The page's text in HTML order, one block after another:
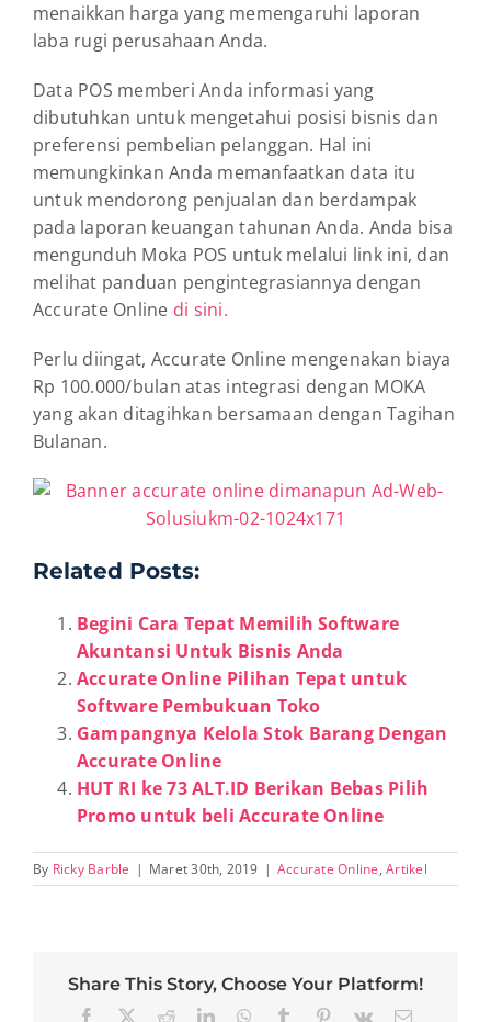
menaikkan harga yang memengaruhi laporan
laba rugi perusahaan Anda.
Data POS memberi Anda informasi yang
dibutuhkan untuk mengetahui posisi bisnis dan
preferensi pembelian pelanggan. Hal ini
memungkinkan Anda memanfaatkan data itu
untuk mendorong penjualan dan berdampak
pada laporan keuangan tahunan Anda. Anda bisa
mengunduh Moka POS untuk melalui link ini, dan
melihat panduan pengintegrasiannya dengan
Accurate Online di sini.
Perlu diingat, Accurate Online mengenakan biaya
Rp 100.000/bulan atas integrasi dengan MOKA
yang akan ditagihkan bersamaan dengan Tagihan
Bulanan.
Related Posts:
Begini Cara Tepat Memilih Software
Akuntansi Untuk Bisnis Anda
Accurate Online Pilihan Tepat untuk
Software Pembukuan Toko
Gampangnya Kelola Stok Barang Dengan
Accurate Online
HUT RI ke 73 ALT.ID Berikan Bebas Pilih
Promo untuk beli Accurate Online
By Ricky Barble | Maret 30th, 2019 | Accurate Online,Artikel
Share This Story, Choose Your Platform!
Facebook RedditLinkedInWhatsApp
Tumblr Pinterest
Vk Email